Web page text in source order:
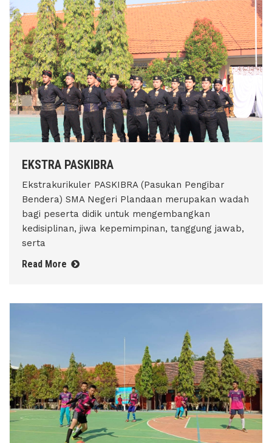
EKSTRA PASKIBRA
Ekstrakurikuler PASKIBRA (Pasukan Pengibar
Bendera) SMA Negeri Plandaan merupakan wadah
bagi peserta didik untuk mengembangkan
kedisiplinan, jiwa kepemimpinan, tanggung jawab,
serta
Read More